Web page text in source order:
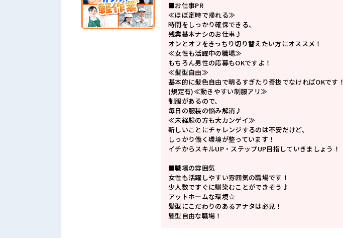
■お仕事PR
≪ほぼ定時で帰れる≫
時間をしっかり確保できる、
残業基本ナシのお仕事♪
オンとオフをきっちり切り替えたい方にオススメ！
≪女性も活躍中の職場≫
もちろん男性の応募もOKですよ！
≪髪型自由≫
基本的に髪色自由で明るすぎたり奇抜でなければOKです！
(規定有)≪動きやすい制服アリ≫
制服があるので、
毎日の服装の悩み解消♪
≪未経験の方も大カンゲイ≫
新しいことにチャレンジするのは不安だけど、
しっかり働く環境が整っています！
イチからスキルUP・ステップUP目指していきましょう！
■職場の雰囲気
女性も活躍しやすい雰囲気の職場です！
少人数ですぐに馴染むことができそう♪
アットホームな環境☆
髪型にこだわりのあるアナタは必見！
髪型自由な職場！